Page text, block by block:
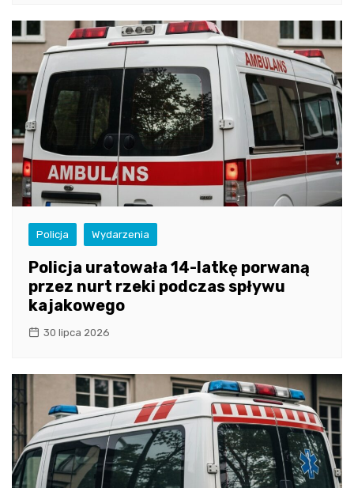
Policja Wydarzenia
Policja uratowała 14-latkę porwaną
przez nurt rzeki podczas spływu
kajakowego
30 lipca 2026